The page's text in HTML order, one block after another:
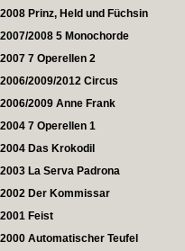
2008 Prinz, Held und Füchsin
2007/2008 5 Monochorde
2007 7 Operellen 2
2006/2009/2012 Circus
2006/2009 Anne Frank
2004 7 Operellen 1
2004 Das Krokodil
2003 La Serva Padrona
2002 Der Kommissar
2001 Feist
2000 Automatischer Teufel